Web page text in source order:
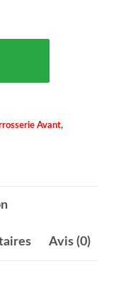
Avant,
Avis (0)